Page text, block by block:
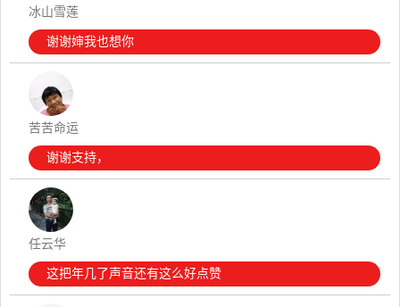
冰山雪莲
谢谢婶我也想你
苦苦命运
谢谢支持，
任云华
这把年几了声音还有这么好点赞